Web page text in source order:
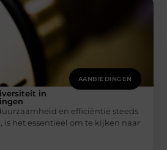
AANBIEDINGEN
in
en efficiëntie steeds
het essentieel om te kijken naar